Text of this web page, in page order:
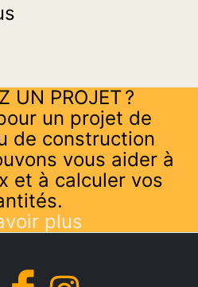
UN PROJET ?
un projet de
de construction
vous aider à
et à calculer vos
plus